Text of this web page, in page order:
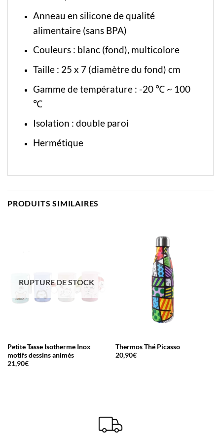
Anneau en silicone de qualité
alimentaire (sans BPA)
Couleurs : blanc (fond), multicolore
Taille : 25 x 7 (diamètre du fond) cm
Gamme de température : -20 ℃ ~ 100
℃
Isolation : double paroi
Hermétique
PRODUITS SIMILAIRES
RUPTURE DE STOCK
Petite Tasse Isotherme Inox
motifs dessins animés
21,90€
Thermos Thé Picasso
20,90€